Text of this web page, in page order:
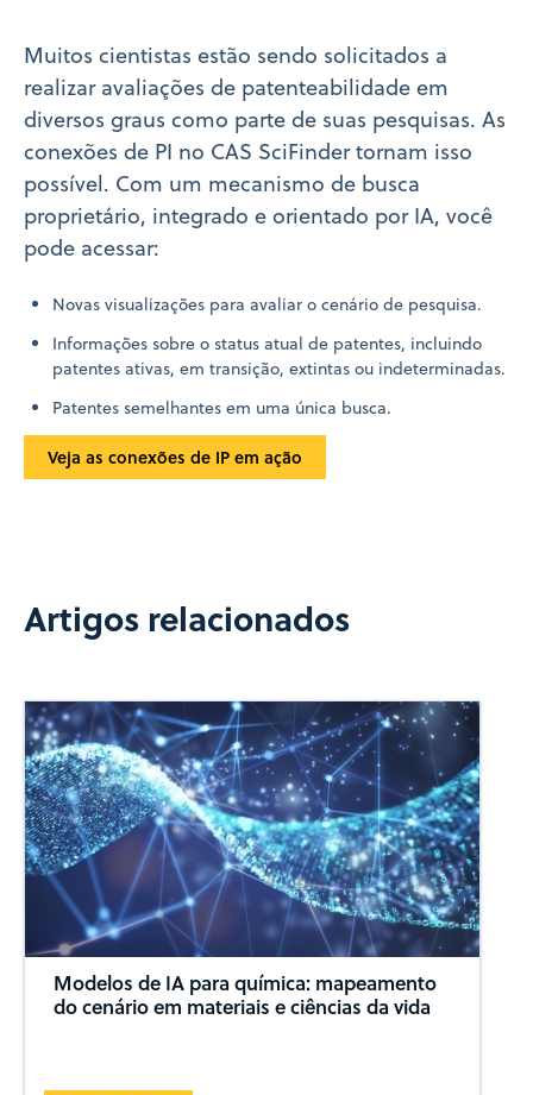
Muitos cientistas estão sendo solicitados a
realizar avaliações de patenteabilidade em
diversos graus como parte de suas pesquisas. As
conexões de PI no CAS SciFinder tornam isso
possível. Com um mecanismo de busca
proprietário, integrado e orientado por IA, você
pode acessar:
Novas visualizações para avaliar o cenário de pesquisa.
Informações sobre o status atual de patentes, incluindo
patentes ativas, em transição, extintas ou indeterminadas.
Patentes semelhantes em uma única busca.
Veja as conexões de IP em ação
Artigos relacionados
Modelos de IA para química: mapeamento
do cenário em materiais e ciências da vida